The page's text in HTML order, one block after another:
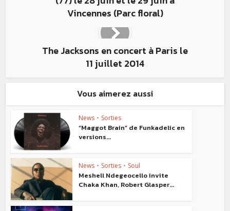
Vincennes (Parc floral)
The Jacksons en concert à Paris le
11 juillet 2014
Vous aimerez aussi
News • Sorties
“Maggot Brain” de Funkadelic en
versions...
News • Sorties • Soul
Meshell Ndegeocello invite
Chaka Khan, Robert Glasper...